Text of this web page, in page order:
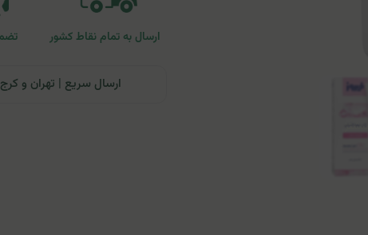
ارسال به تمام نقاط کشور
ارسال سریع | تهران و کرج: تحویل تا ۲۴ ساعت | سایر نقاط